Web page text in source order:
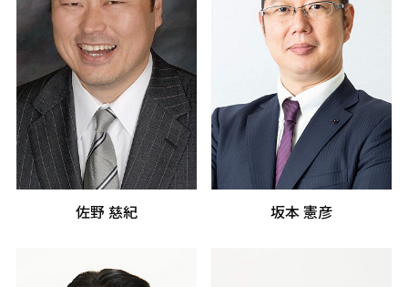
佐野 慈紀 坂本 憲彦